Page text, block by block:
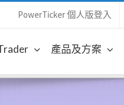
PowerTicker 個人版登入
產品及方案